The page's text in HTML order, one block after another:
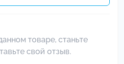
товаре, станьте
свой отзыв.